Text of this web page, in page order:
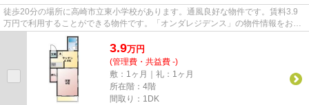
徒歩20分の場所に高崎市立東小学校があります。通風良好な物件です。賃料3.9
万円で利用することができる物件です。「オンダレジデンス」の物件情報をお探
しならお気軽にお問い合わせ下...
3.9万円
(管理費・共益費 -)
敷：1ヶ月｜礼：1ヶ月
所在階：4階
間取り：1DK